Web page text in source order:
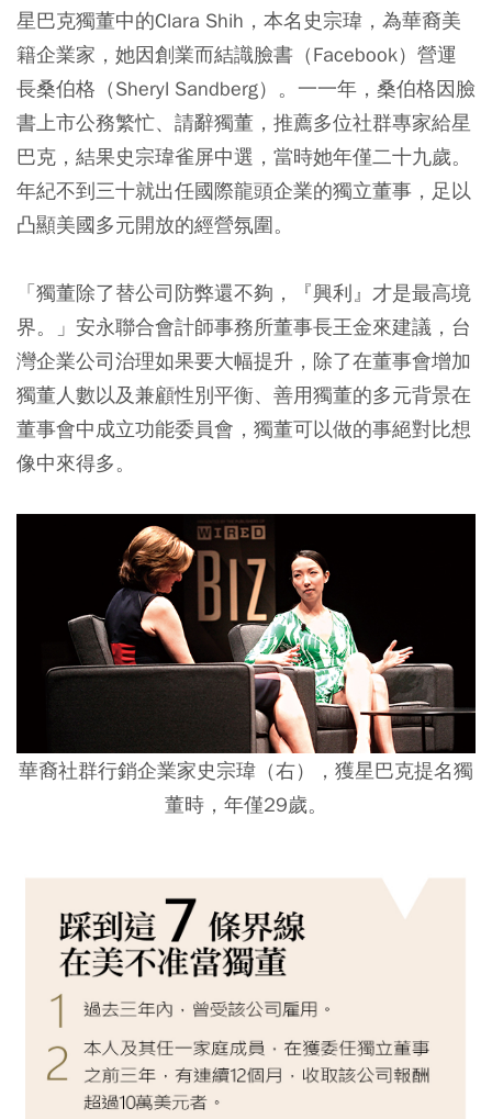
星巴克獨董中的Clara Shih，本名史宗瑋，為華裔美
籍企業家，她因創業而結識臉書（Facebook）營運
長桑伯格（Sheryl Sandberg）。一一年，桑伯格因臉
書上市公務繁忙、請辭獨董，推薦多位社群專家給星
巴克，結果史宗瑋雀屏中選，當時她年僅二十九歲。
年紀不到三十就出任國際龍頭企業的獨立董事，足以
凸顯美國多元開放的經營氛圍。
「獨董除了替公司防弊還不夠，『興利』才是最高境
界。」安永聯合會計師事務所董事長王金來建議，台
灣企業公司治理如果要大幅提升，除了在董事會增加
獨董人數以及兼顧性別平衡、善用獨董的多元背景在
董事會中成立功能委員會，獨董可以做的事絕對比想
像中來得多。
華裔社群行銷企業家史宗瑋（右），獲星巴克提名獨
董時，年僅29歲。